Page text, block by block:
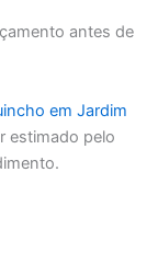
antes de
em Jardim
estimado pelo